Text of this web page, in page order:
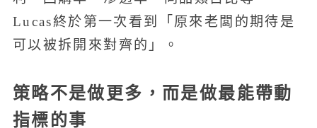
Lucas終於第一次看到「原來老闆的期待是
可以被拆開來對齊的」。
策略不是做更多，而是做最能帶動
指標的事